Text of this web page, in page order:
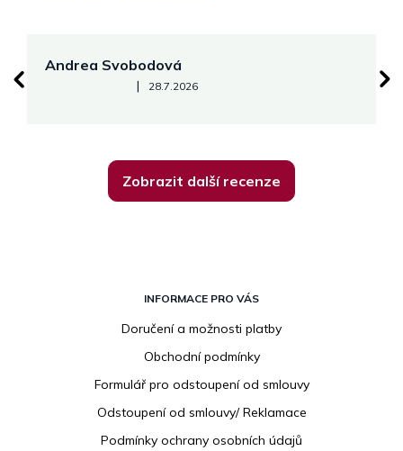
Andrea Svobodová
Hodnocení obchodu je 5 z 5 hvězdiček.
| 28.7.2026
Zobrazit další recenze
INFORMACE PRO VÁS
Doručení a možnosti platby
Obchodní podmínky
Formulář pro odstoupení od smlouvy
Odstoupení od smlouvy/ Reklamace
Podmínky ochrany osobních údajů